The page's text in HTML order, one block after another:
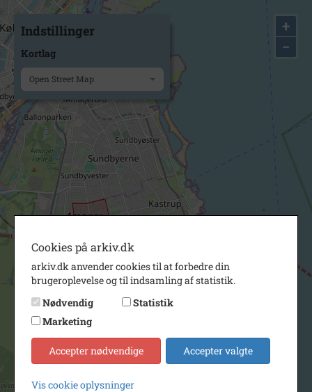
+
−
Indstillinger
Kortlag
Open Street Map
Cookies på arkiv.dk
arkiv.dk anvender cookies til at forbedre din
brugeroplevelse og til indsamling af statistik.
Nødvendig
Statistik
Marketing
Accepter nødvendige Accepter valgte
Vis cookie oplysninger